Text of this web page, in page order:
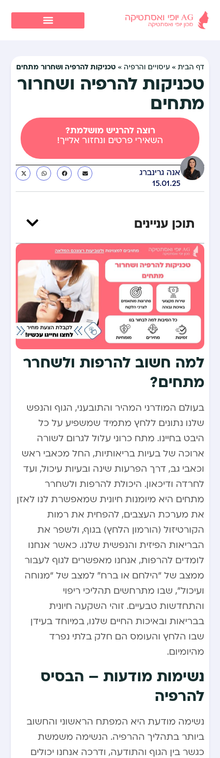
דף הבית »עיסויים והרפיה »טכניקות להרפיה ושחרור מתחים
טכניקות להרפיה ושחרור
מתחים
רוצה להרגיש מושלמת?
השאירי פרטים ונחזור אלייך!
אנה גרינברג
15.01.25
תוכן עניינים
למה חשוב להרפות ולשחרר
מתחים?
בעולם המודרני המהיר והתובעני, הגוף והנפש
שלנו נתונים ללחץ מתמיד שמשפיע על כל
היבט בחיינו. מתח כרוני עלול לגרום לשורה
ארוכה של בעיות בריאותיות, החל מכאבי ראש
וכאבי גב, דרך הפרעות שינה ובעיות עיכול, ועד
לחרדה ודיכאון. היכולת להרפות ולשחרר
מתחים היא מיומנות חיונית שמאפשרת לנו לאזן
את מערכת העצבים, להפחית את רמות
הקורטיזול (הורמון הלחץ) בגוף, ולשפר את
הבריאות הפיזית והנפשית שלנו. כאשר אנחנו
לומדים להרפות, אנחנו מאפשרים לגוף לעבור
ממצב של “הילחם או ברח” למצב של “מנוחה
ועיכול”, שבו מתרחשים תהליכי ריפוי
והתחדשות טבעיים. זוהי השקעה חיונית
בבריאות ובאיכות החיים שלנו, במיוחד בעידן
שבו הלחץ והעומס הם חלק בלתי נפרד
מהיומיום.
נשימות מודעות – הבסיס
להרפיה
נשימה מודעת היא המפתח הראשוני והחשוב
ביותר בתהליך ההרפיה. הנשימה משמשת
כגשר בין הגוף והתודעה, ודרכה אנחנו יכולים